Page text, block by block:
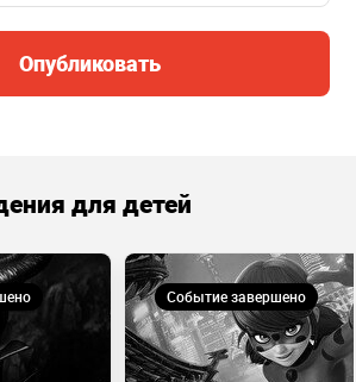
Опубликовать
для детей
Событие завершено